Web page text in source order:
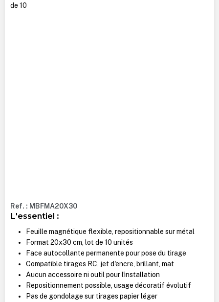
Ref. : MBFMA20X30
L'essentiel :
Feuille magnétique flexible, repositionnable sur métal
Format 20x30 cm, lot de 10 unités
Face autocollante permanente pour pose du tirage
Compatible tirages RC, jet d'encre, brillant, mat
Aucun accessoire ni outil pour l'installation
Repositionnement possible, usage décoratif évolutif
Pas de gondolage sur tirages papier léger